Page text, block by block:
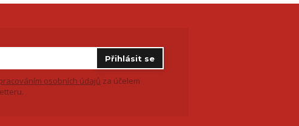
Přihlásit se
osobních údajů za účelem